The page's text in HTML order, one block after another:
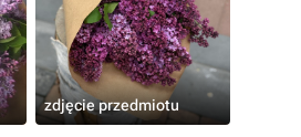
zdjęcie przedmiotu